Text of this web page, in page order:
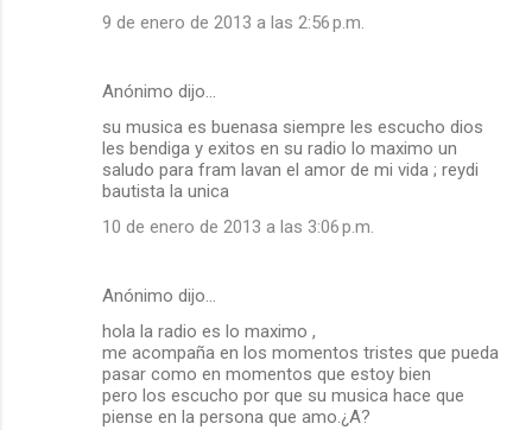
9 de enero de 2013 a las 2:56 p.m.
Anónimo dijo…
su musica es buenasa siempre les escucho dios
les bendiga y exitos en su radio lo maximo un
saludo para fram lavan el amor de mi vida ; reydi
bautista la unica
10 de enero de 2013 a las 3:06 p.m.
Anónimo dijo…
hola la radio es lo maximo ,
me acompaña en los momentos tristes que pueda
pasar como en momentos que estoy bien
pero los escucho por que su musica hace que
piense en la persona que amo.¿A?